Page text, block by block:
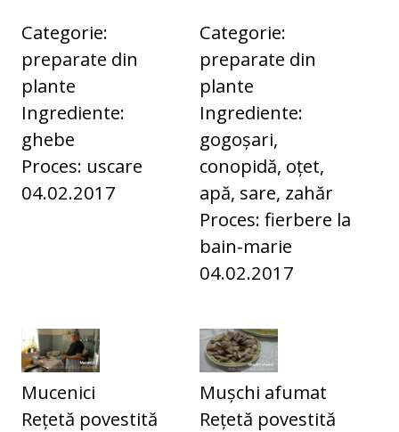
Categorie:
preparate din
plante
Ingrediente:
ghebe
Proces: uscare
04.02.2017
Categorie:
preparate din
plante
Ingrediente:
gogoșari,
conopidă, oțet,
apă, sare, zahăr
Proces: fierbere la
bain-marie
04.02.2017
Mucenici
Rețetă povestită
Mușchi afumat
Rețetă povestită